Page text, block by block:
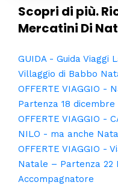
Scopri di più.
Mercatini Di
GUIDA - Guida Viaggi
Villaggio di Babbo
OFFERTE VIAGGIO -
Partenza 18 dicembre
OFFERTE VIAGGIO -
NILO - ma anche
OFFERTE VIAGGIO -
Natale – Partenza 22
Accompagnatore